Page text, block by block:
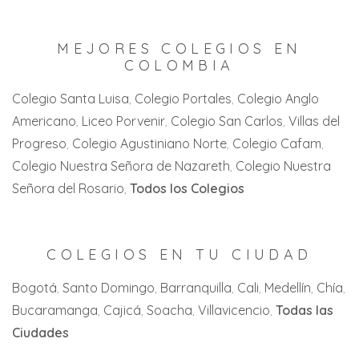
Zaragoza
Zipaquirá
San Joaquín
Villa del Rosario
Santa Isabel
Villahermosa
Candelaria
Cartago
Jamundi
La Florida
La Victoria
Palmira
San Pedro
MEJORES COLEGIOS EN
COLOMBIA
Colegio Santa Luisa Colegio Portales Colegio Anglo
Americano Liceo Porvenir Colegio San Carlos Villas del
Progreso Colegio Agustiniano Norte Colegio Cafam
Colegio Nuestra Señora de Nazareth Colegio Nuestra
Señora del Rosario Todos los Colegios
COLEGIOS EN TU CIUDAD
Bogotá Santo Domingo Barranquilla Cali Medellín Chía
Bucaramanga Cajicá Soacha Villavicencio Todas las
Ciudades